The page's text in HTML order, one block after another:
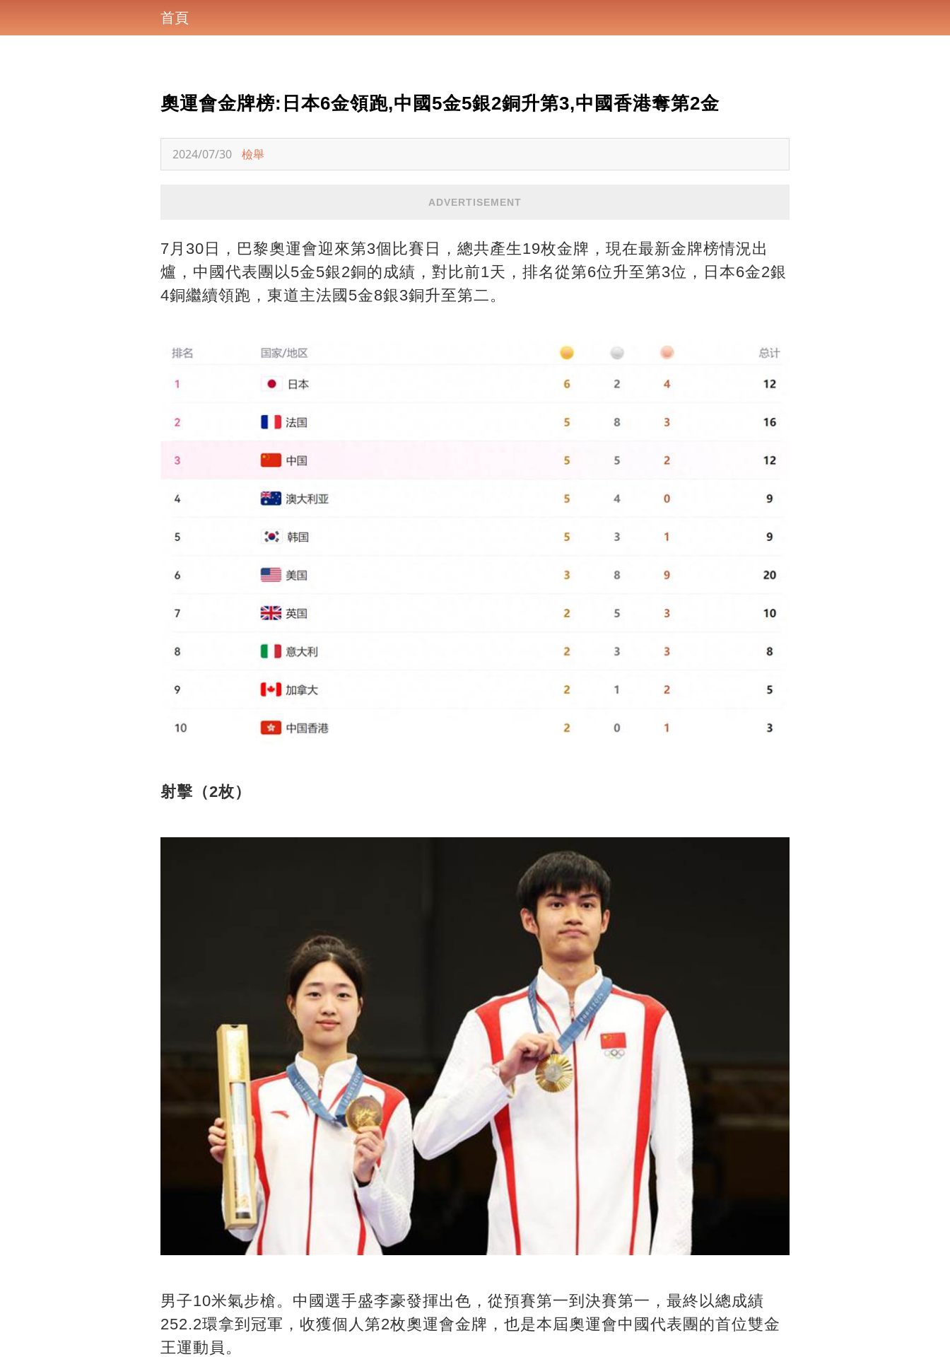
首頁
奧運會金牌榜:日本6金領跑,中國5金5銀2銅升第3,中國香港奪第2金
2024/07/30 檢舉
ADVERTISEMENT
7月30日，巴黎奧運會迎來第3個比賽日，總共產生19枚金牌，現在最新金牌榜情況出
爐，中國代表團以5金5銀2銅的成績，對比前1天，排名從第6位升至第3位，日本6金2銀
4銅繼續領跑，東道主法國5金8銀3銅升至第二。
射擊（2枚）
男子10米氣步槍。中國選手盛李豪發揮出色，從預賽第一到決賽第一，最終以總成績
252.2環拿到冠軍，收獲個人第2枚奧運會金牌，也是本屆奧運會中國代表團的首位雙金
王運動員。